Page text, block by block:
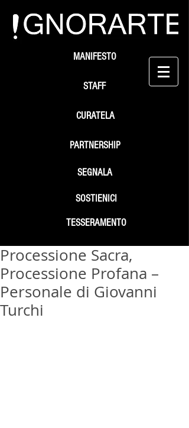
STAFF
SEGNALA
SOSTIENICI
MANIFESTO
PARTNERSHIP
TESSERAMENTO
CURATELA
Processione Sacra,
Processione Profana –
Personale di Giovanni
Turchi